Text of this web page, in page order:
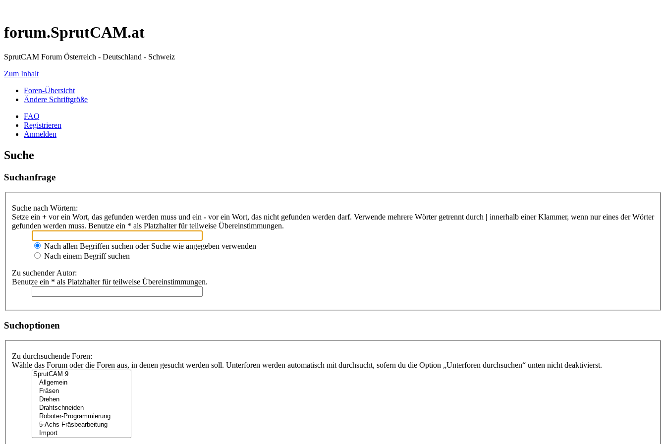
forum.SprutCAM.at
SprutCAM Forum Österreich - Deutschland - Schweiz
Zum Inhalt
Foren-Übersicht
Ändere Schriftgröße
FAQ
Registrieren
Anmelden
Suche
Suchanfrage
Suche nach Wörtern:
Setze ein + vor ein Wort, das gefunden werden muss und ein - vor ein Wort, das nicht gefunden werden darf. Verwende mehrere Wörter getrennt durch | innerhalb einer Klammer, wenn nur eines der Wörter
gefunden werden muss. Benutze ein * als Platzhalter für teilweise Übereinstimmungen.
Nach allen Begriffen suchen oder Suche wie angegeben verwenden
Nach einem Begriff suchen
Zu suchender Autor:
Benutze ein * als Platzhalter für teilweise Übereinstimmungen.
Suchoptionen
Zu durchsuchende Foren:
Wähle das Forum oder die Foren aus, in denen gesucht werden soll. Unterforen werden automatisch mit durchsucht, sofern du die Option „Unterforen durchsuchen“ unten nicht deaktivierst.